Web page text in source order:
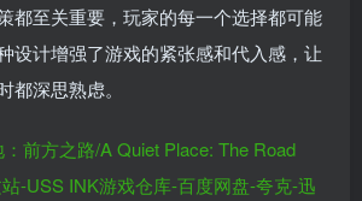
都至关重要，玩家的每一个选择都可能
设计增强了游戏的紧张感和代入感，让
都深思熟虑。